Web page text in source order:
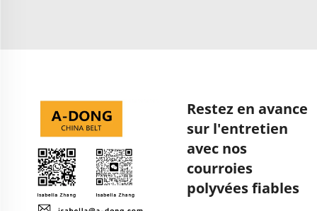
Restez en avance
sur l'entretien
avec nos
courroies
polyvées fiables